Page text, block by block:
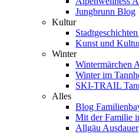
Jungbrunn Blog
Kultur
Kunst und
Winter
Wintermärchen
Winter im
SKI-TRAIL
Alles
Blog
Mit der Familie
Allgäu Ausdauer